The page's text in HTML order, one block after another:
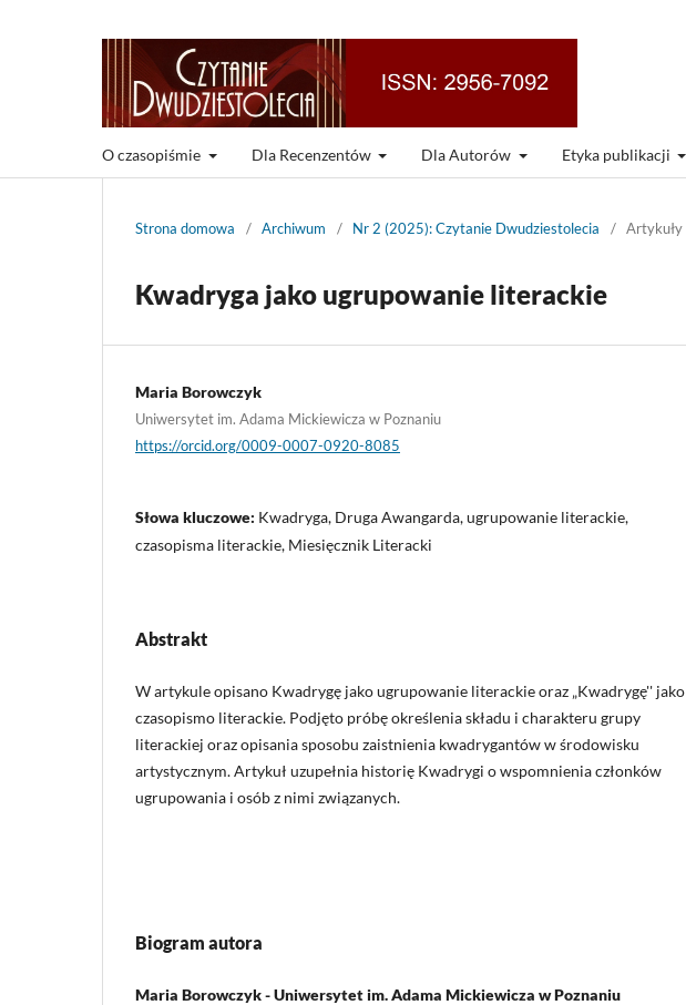
O czasopiśmie Dla Recenzentów Dla Autorów Etyka publikacji
Strona domowa / Archiwum / Nr 2 (2025): Czytanie Dwudziestolecia / Artykuły
Kwadryga jako ugrupowanie literackie
Maria Borowczyk
Uniwersytet im. Adama Mickiewicza w Poznaniu
https://orcid.org/0009-0007-0920-8085
Słowa kluczowe: Kwadryga, Druga Awangarda, ugrupowanie literackie,
czasopisma literackie, Miesięcznik Literacki
Abstrakt
W artykule opisano Kwadrygę jako ugrupowanie literackie oraz „Kwadrygę'' jako
czasopismo literackie. Podjęto próbę określenia składu i charakteru grupy
literackiej oraz opisania sposobu zaistnienia kwadrygantów w środowisku
artystycznym. Artykuł uzupełnia historię Kwadrygi o wspomnienia członków
ugrupowania i osób z nimi związanych.
Biogram autora
Maria Borowczyk - Uniwersytet im. Adama Mickiewicza w Poznaniu